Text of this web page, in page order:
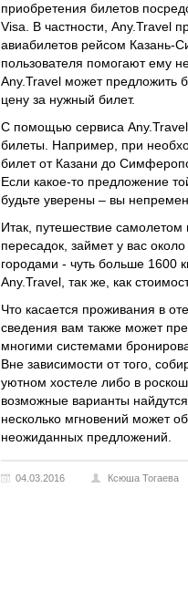
приобретения билетов
Visa. В частности, Any.Travel
авиабилетов рейсом Казань-
пользователя помогают ему
Any.Travel может предложить
цену за нужный билет.
С помощью сервиса
билеты. Например, при
билет от Казани до
Если какое-то предложение
будьте уверены – вы
Итак, путешествие
пересадок, займет у вас
городами - чуть больше 1600
Any.Travel, так же, как
Что касается проживания в
сведения вам также может
многими системами
Вне зависимости от того,
уютном хостеле либо в
возможные варианты
несколько мгновений может
неожиданных предложений.
04.03.2016 Ксюша Тогаева